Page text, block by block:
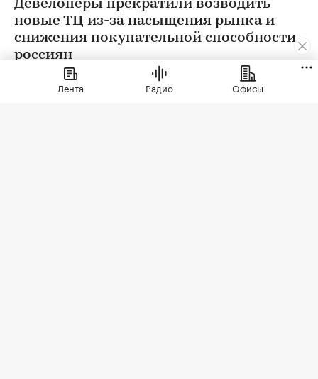
Девелоперы прекратили возводить
новые ТЦ из-за насыщения рынка и
снижения покупательной способности
россиян
Лента Радио Офисы